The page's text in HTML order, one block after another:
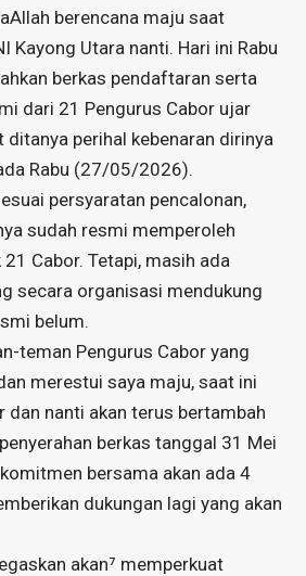
berencana maju saat
Kayong Utara nanti. Hari ini Rabu
berkas pendaftaran serta
dari 21 Pengurus Cabor ujar
ditanya perihal kebenaran dirinya
Rabu (27/05/2026).
persyaratan pencalonan,
sudah resmi memperoleh
Cabor. Tetapi, masih ada
secara organisasi mendukung
belum.
teman Pengurus Cabor yang
merestui saya maju, saat ini
dan nanti akan terus bertambah
berkas tanggal 31 Mei
bersama akan ada 4
dukungan lagi yang akan
akan⁷ memperkuat